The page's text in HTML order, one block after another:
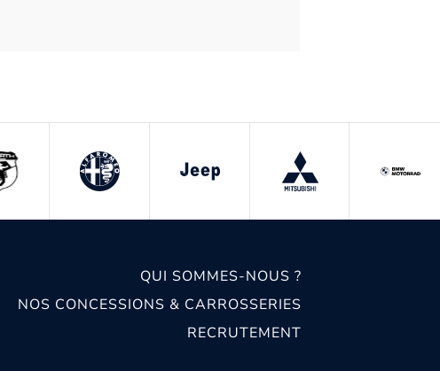
QUI SOMMES-NOUS ?
NOS CONCESSIONS & CARROSSERIES
RECRUTEMENT